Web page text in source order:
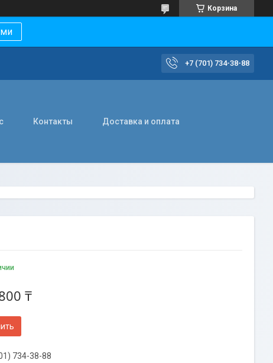
Корзина
+7 (701) 734-38-88
Контакты Доставка и оплата
₸
734-38-88